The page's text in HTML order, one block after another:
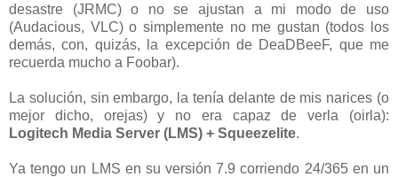
desastre (JRMC) o no se ajustan a mi modo de uso
(Audacious, VLC) o simplemente no me gustan (todos los
demás, con, quizás, la excepción de DeaDBeeF, que me
recuerda mucho a Foobar).
La solución, sin embargo, la tenía delante de mis narices (o
mejor dicho, orejas) y no era capaz de verla (oirla):
Logitech Media Server (LMS) + Squeezelite.
Ya tengo un LMS en su versión 7.9 corriendo 24/365 en un